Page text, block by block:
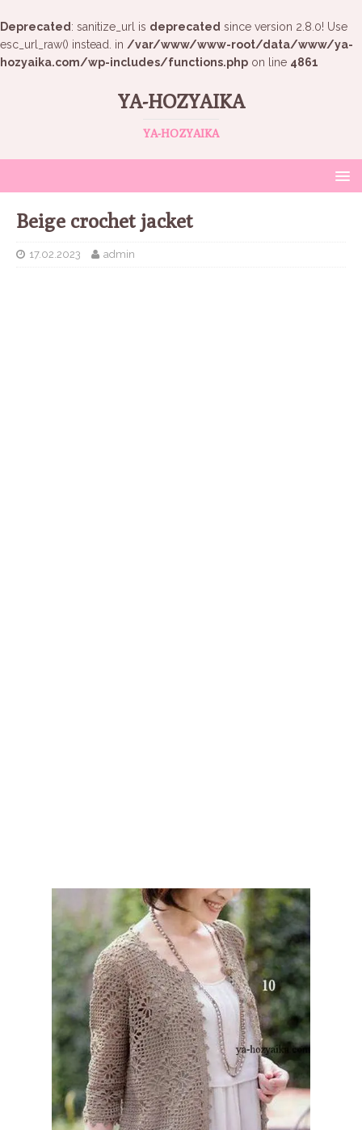
Deprecated : sanitize_url is deprecated since version 2.8.0! Use
esc_url_raw() instead. in /var/www/www-root/data/www/ya-
hozyaika.com/wp-includes/functions.php on line 4861
YA-HOZYAIKA
YA-HOZYAIKA
Beige crochet jacket
17.02.2023 admin